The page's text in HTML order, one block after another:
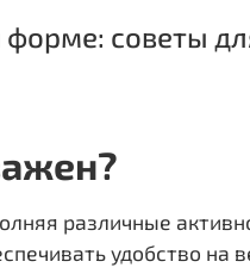
советы
различные
удобство на